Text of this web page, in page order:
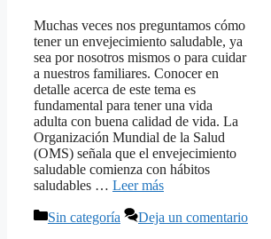
Muchas veces nos preguntamos cómo
tener un envejecimiento saludable, ya
sea por nosotros mismos o para cuidar
a nuestros familiares. Conocer en
detalle acerca de este tema es
fundamental para tener una vida
adulta con buena calidad de vida. La
Organización Mundial de la Salud
(OMS) señala que el envejecimiento
saludable comienza con hábitos
saludables … Leer más
Categorías
Sin categoría Deja un comentario